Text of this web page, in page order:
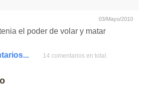
03/Mayo/2010
el poder de volar y matar
14 comentarios en total.